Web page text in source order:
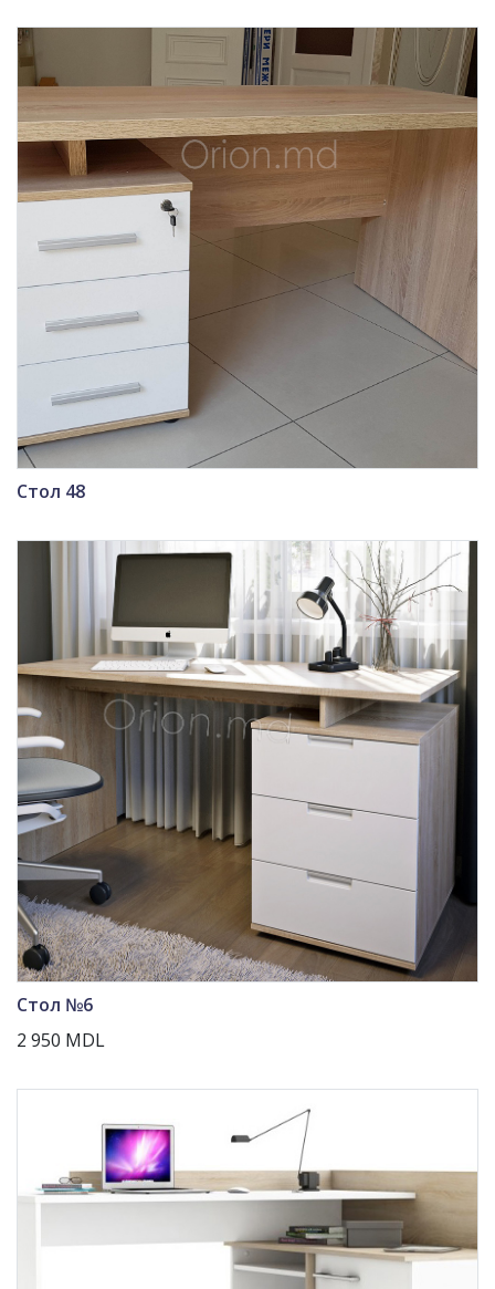
Стол 48
Стол №6
2 950 MDL